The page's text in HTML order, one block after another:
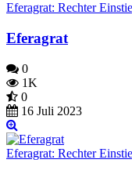
Eferagrat: Rechter
Eferagrat
0
1K
0
16 Juli 2023
Eferagrat: Rechter